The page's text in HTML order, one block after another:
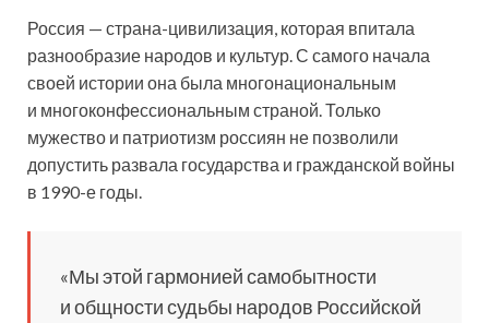
Россия — страна-цивилизация, которая впитала
разнообразие народов и культур. С самого начала
своей истории она была многонациональным
и многоконфессиональным страной. Только
мужество и патриотизм россиян не позволили
допустить развала государства и гражданской войны
в 1990-е годы.
«Мы этой гармонией самобытности
и общности судьбы народов Российской